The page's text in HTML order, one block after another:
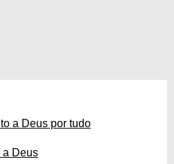
a Deus por tudo
a Deus